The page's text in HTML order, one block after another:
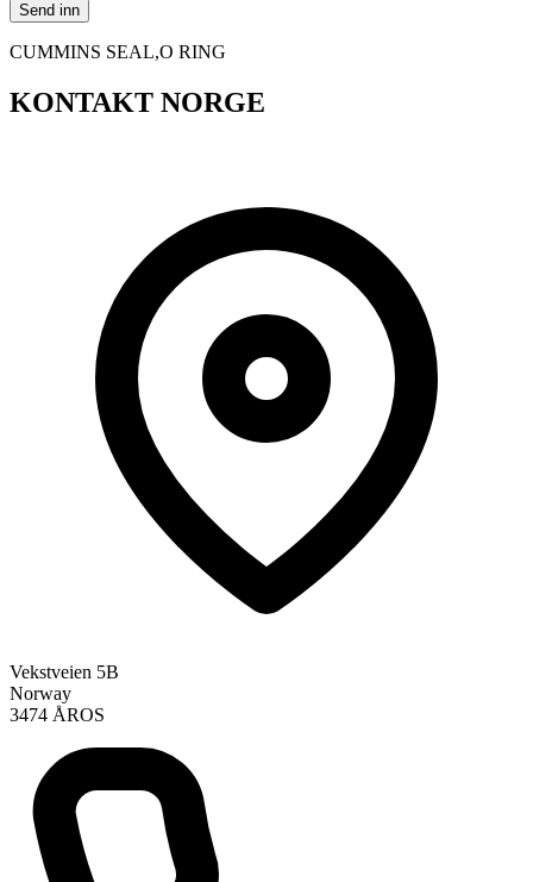
Send inn
CUMMINS SEAL,O RING
KONTAKT NORGE
Vekstveien 5B
Norway
3474 ÅROS